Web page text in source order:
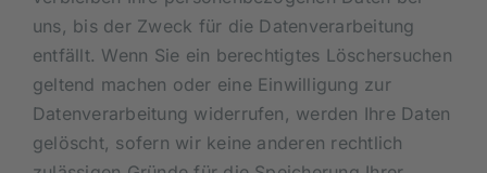
uns, bis der Zweck für die Datenverarbeitung
entfällt. Wenn Sie ein berechtigtes Löschersuchen
geltend machen oder eine Einwilligung zur
Datenverarbeitung widerrufen, werden Ihre Daten
gelöscht, sofern wir keine anderen rechtlich